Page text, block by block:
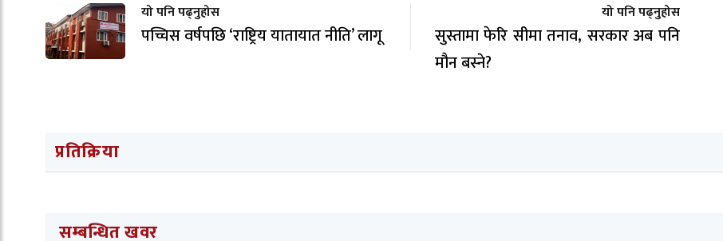
यो पनि पढ्नुहोस
पच्चिस वर्षपछि ‘राष्ट्रिय यातायात नीति’ लागू
यो पनि पढ्नुहोस
सुस्तामा फेरि सीमा तनाव, सरकार अब पनि
मौन बस्ने?
प्रतिक्रिया
सम्बन्धित खवर